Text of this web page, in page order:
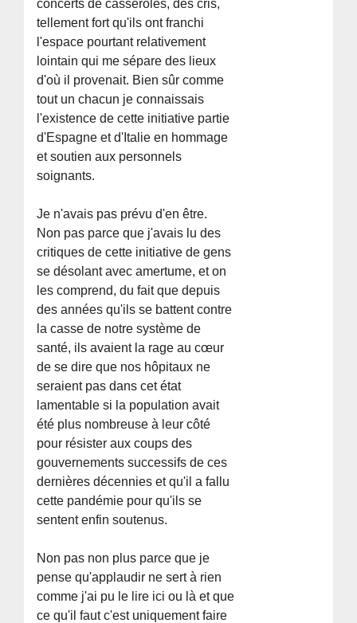
concerts de casseroles, des cris,
tellement fort qu'ils ont franchi
l'espace pourtant relativement
lointain qui me sépare des lieux
d'où il provenait. Bien sûr comme
tout un chacun je connaissais
l'existence de cette initiative partie
d'Espagne et d'Italie en hommage
et soutien aux personnels
soignants.
Je n'avais pas prévu d'en être.
Non pas parce que j'avais lu des
critiques de cette initiative de gens
se désolant avec amertume, et on
les comprend, du fait que depuis
des années qu'ils se battent contre
la casse de notre système de
santé, ils avaient la rage au cœur
de se dire que nos hôpitaux ne
seraient pas dans cet état
lamentable si la population avait
été plus nombreuse à leur côté
pour résister aux coups des
gouvernements successifs de ces
dernières décennies et qu'il a fallu
cette pandémie pour qu'ils se
sentent enfin soutenus.
Non pas non plus parce que je
pense qu'applaudir ne sert à rien
comme j'ai pu le lire ici ou là et que
ce qu'il faut c'est uniquement faire